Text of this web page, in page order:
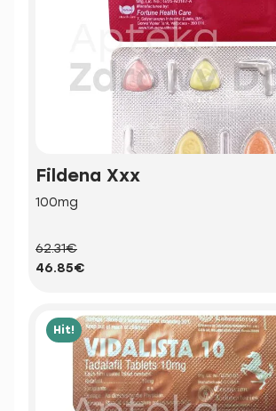
Fildena Xxx
100mg
62.31€
46.85€
Hit!